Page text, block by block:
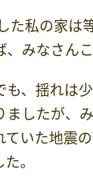
た私の家は
みなさん
も、揺れは
ましたが、
ていた地震
。